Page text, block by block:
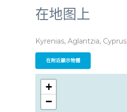
在地图上
Kyrenias, Aglantzia, Cyprus
在附近顯示物體
+
−